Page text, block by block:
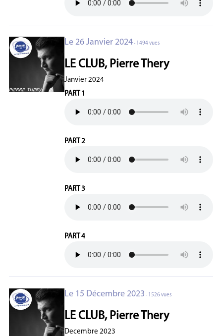
Le 26 Janvier 2024- 1494 vues
LE CLUB, Pierre Thery
Janvier 2024
PART 1
PART 2
PART 3
PART 4
Le 15 Décembre 2023 - 1526 vues
LE CLUB, Pierre Thery
Decembre 2023